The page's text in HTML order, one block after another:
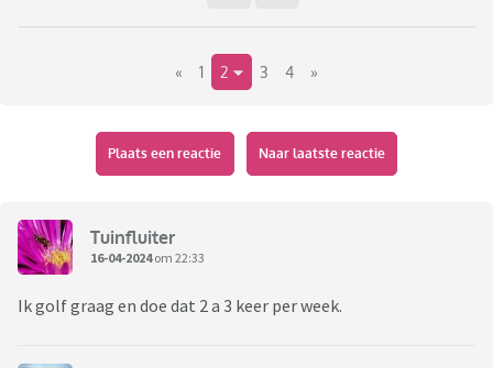
« 1 2 3 4 »
Plaats een reactie Naar laatste reactie
Tuinfluiter
16-04-2024om 22:33
Ik golf graag en doe dat 2 a 3 keer per week.